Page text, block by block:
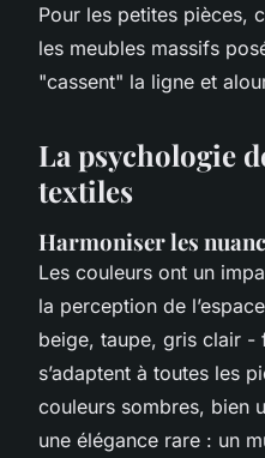
Pour les petites pièces,
les meubles massifs
"cassent" la ligne et
La psychologie
textiles
Harmoniser les
Les couleurs ont un
la perception de
beige, taupe, gris clair -
s’adaptent à toutes les
couleurs sombres, bien
une élégance rare : un